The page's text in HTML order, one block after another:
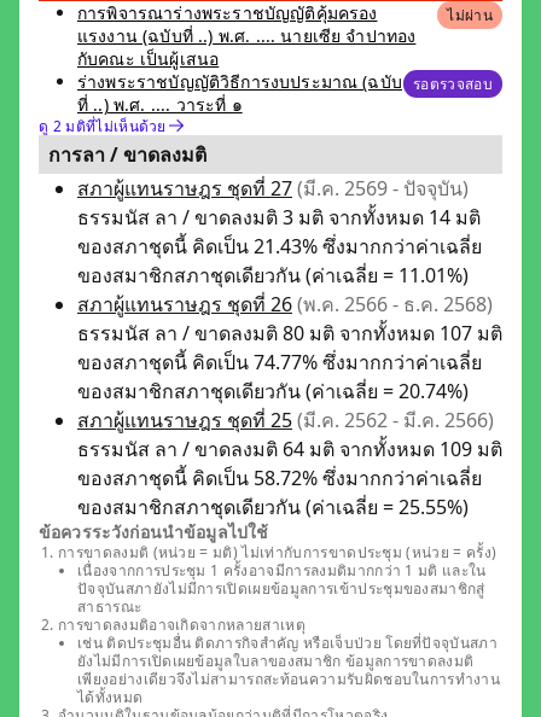
การพิจารณาร่างพระราชบัญญัติคุ้มครอง
แรงงาน (ฉบับที่ ..) พ.ศ. .... นายเซีย จำปาทอง
กับคณะ เป็นผู้เสนอ
ไม่ผ่าน
ร่างพระราชบัญญัติวิธีการงบประมาณ (ฉบับ
ที่ ..) พ.ศ. .... วาระที่ ๑
รอตรวจสอบ
ดู 2 มติที่ไม่เห็นด้วย
การลา / ขาดลงมติ
สภาผู้แทนราษฎร ชุดที่ 27(มี.ค. 2569 - ปัจจุบัน)
ธรรมนัส ลา / ขาดลงมติ 3 มติ จากทั้งหมด 14 มติ
ของสภาชุดนี้ คิดเป็น 21.43% ซึ่งมากกว่าค่าเฉลี่ย
ของสมาชิกสภาชุดเดียวกัน (ค่าเฉลี่ย = 11.01%)
สภาผู้แทนราษฎร ชุดที่ 26(พ.ค. 2566 - ธ.ค. 2568)
ธรรมนัส ลา / ขาดลงมติ 80 มติ จากทั้งหมด 107 มติ
ของสภาชุดนี้ คิดเป็น 74.77% ซึ่งมากกว่าค่าเฉลี่ย
ของสมาชิกสภาชุดเดียวกัน (ค่าเฉลี่ย = 20.74%)
สภาผู้แทนราษฎร ชุดที่ 25(มี.ค. 2562 - มี.ค. 2566)
ธรรมนัส ลา / ขาดลงมติ 64 มติ จากทั้งหมด 109 มติ
ของสภาชุดนี้ คิดเป็น 58.72% ซึ่งมากกว่าค่าเฉลี่ย
ของสมาชิกสภาชุดเดียวกัน (ค่าเฉลี่ย = 25.55%)
ข้อควรระวังก่อนนำข้อมูลไปใช้
การขาดลงมติ (หน่วย = มติ) ไม่เท่ากับการขาดประชุม (หน่วย = ครั้ง)
เนื่องจากการประชุม 1 ครั้งอาจมีการลงมติมากกว่า 1 มติ และใน
ปัจจุบันสภายังไม่มีการเปิดเผยข้อมูลการเข้าประชุมของสมาชิกสู่
สาธารณะ
การขาดลงมติอาจเกิดจากหลายสาเหตุ
เช่น ติดประชุมอื่น ติดภารกิจสำคัญ หรือเจ็บป่วย โดยที่ปัจจุบันสภา
ยังไม่มีการเปิดเผยข้อมูลใบลาของสมาชิก ข้อมูลการขาดลงมติ
เพียงอย่างเดียวจึงไม่สามารถสะท้อนความรับผิดชอบในการทำงาน
ได้ทั้งหมด